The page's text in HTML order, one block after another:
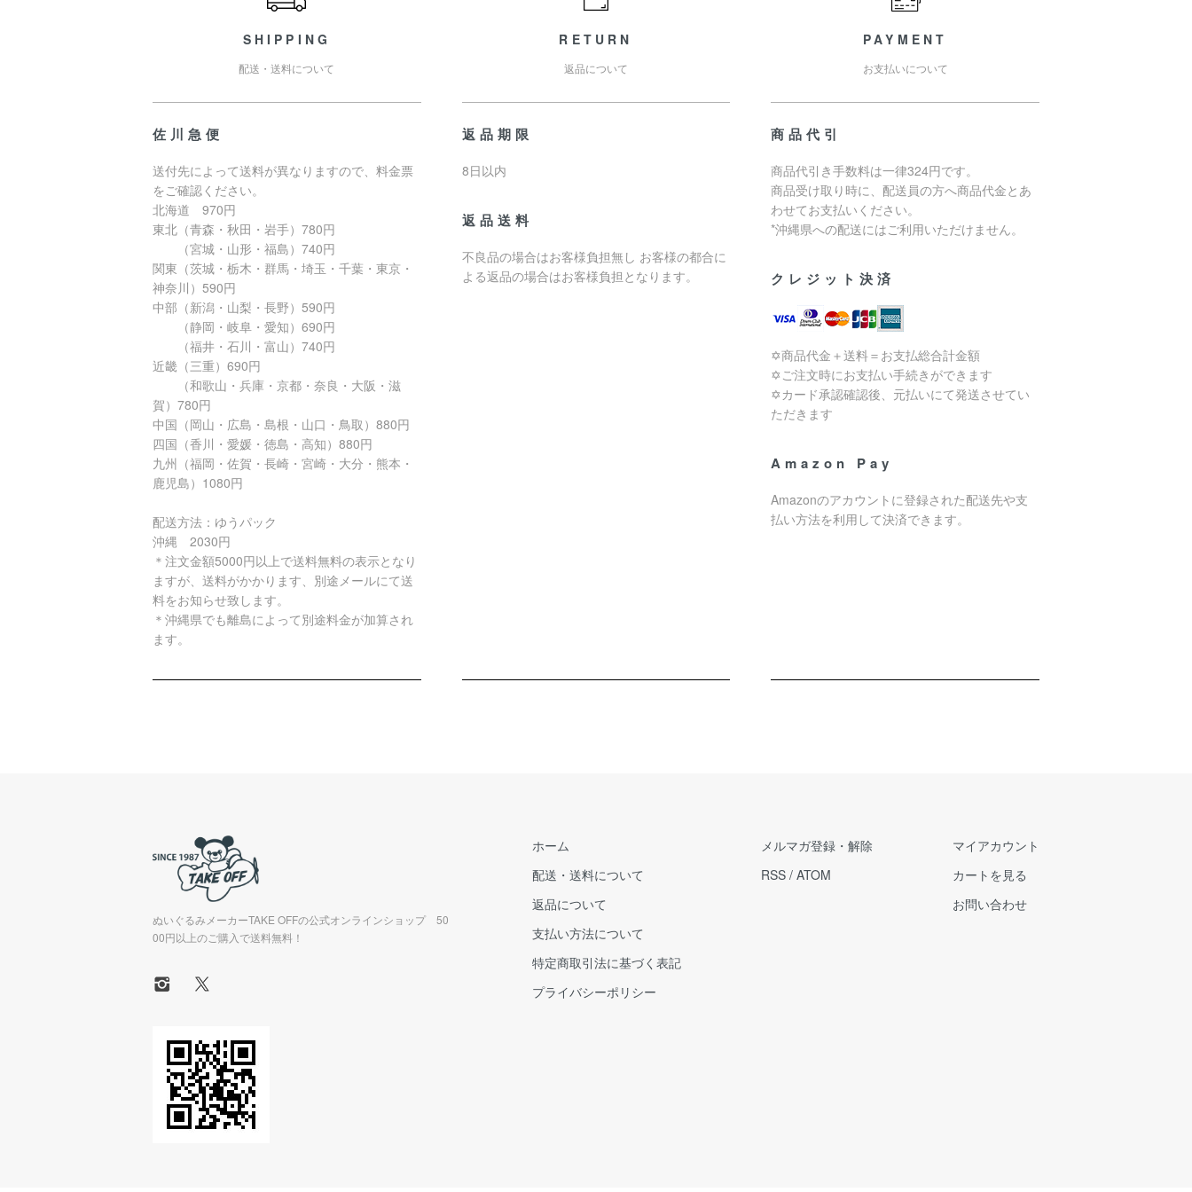
SHIPPING
配送・送料について
佐川急便
送付先によって送料が異なりますので、料金票
をご確認ください。
北海道 970円
東北（青森・秋田・岩手）780円
（宮城・山形・福島）740円
関東（茨城・栃木・群馬・埼玉・千葉・東京・
神奈川）590円
中部（新潟・山梨・長野）590円
（静岡・岐阜・愛知）690円
（福井・石川・富山）740円
近畿（三重）690円
（和歌山・兵庫・京都・奈良・大阪・滋
賀）780円
中国（岡山・広島・島根・山口・鳥取）880円
四国（香川・愛媛・徳島・高知）880円
九州（福岡・佐賀・長崎・宮崎・大分・熊本・
鹿児島）1080円
配送方法：ゆうパック
沖縄 2030円
＊注文金額5000円以上で送料無料の表示となり
ますが、送料がかかります、別途メールにて送
料をお知らせ致します。
＊沖縄県でも離島によって別途料金が加算され
ます。
RETURN
返品について
返品期限
8日以内
返品送料
不良品の場合はお客様負担無し お客様の都合に
よる返品の場合はお客様負担となります。
PAYMENT
お支払いについて
商品代引
商品代引き手数料は一律324円です。
商品受け取り時に、配送員の方へ商品代金とあ
わせてお支払いください。
*沖縄県への配送にはご利用いただけません。
クレジット決済
✡商品代金＋送料＝お支払総合計金額
✡ご注文時にお支払い手続きができます
✡カード承認確認後、元払いにて発送させてい
ただきます
Amazon Pay
Amazonのアカウントに登録された配送先や支
払い方法を利用して決済できます。
ぬいぐるみメーカーTAKE OFFの公式オンラインショップ 50
00円以上のご購入で送料無料！
ホーム
配送・送料について
返品について
支払い方法について
特定商取引法に基づく表記
プライバシーポリシー
メルマガ登録・解除
RSS / ATOM
マイアカウント
カートを見る
お問い合わせ